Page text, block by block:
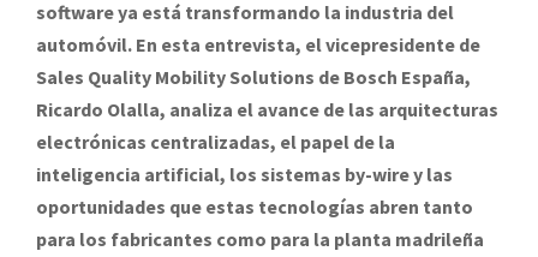
software ya está transformando la industria del
automóvil. En esta entrevista, el vicepresidente de
Sales Quality Mobility Solutions de Bosch España,
Ricardo Olalla, analiza el avance de las arquitecturas
electrónicas centralizadas, el papel de la
inteligencia artificial, los sistemas by-wire y las
oportunidades que estas tecnologías abren tanto
para los fabricantes como para la planta madrileña